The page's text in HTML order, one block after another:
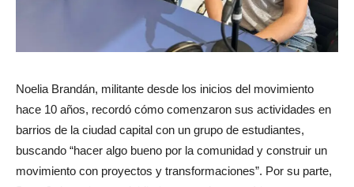
Noelia Brandán, militante desde los inicios del movimiento
hace 10 años, recordó cómo comenzaron sus actividades en
barrios de la ciudad capital con un grupo de estudiantes,
buscando “hacer algo bueno por la comunidad y construir un
movimiento con proyectos y transformaciones”. Por su parte,